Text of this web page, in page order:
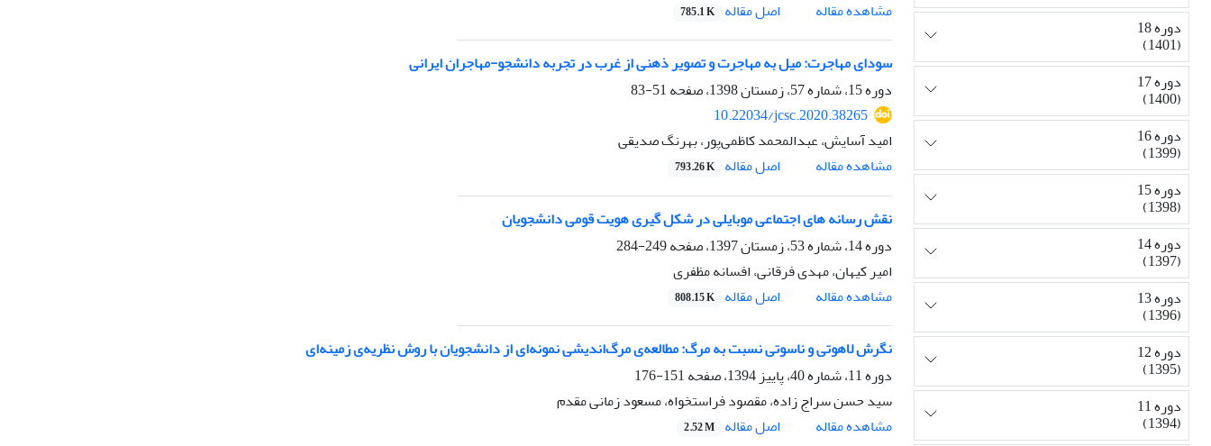
مشاهده مقاله
اصل مقاله 785.1 K
سودای مهاجرت: میل به مهاجرت و تصویر ذهنی از غرب در تجربه دانشجو-مهاجران ایرانی
دوره 15، شماره 57، زمستان 1398، صفحه
51-83
10.22034/jcsc.2020.38265
امید آسایش، عبدالمحمد کاظمی‌پور، بهرنگ صدیقی
مشاهده مقاله
اصل مقاله 793.26 K
نقش رسانه های اجتماعی موبایلی در شکل گیری هویت قومی دانشجویان
دوره 14، شماره 53، زمستان 1397، صفحه
249-284
امیر کیهان، مهدی فرقانی، افسانه مظفری
مشاهده مقاله
اصل مقاله 808.15 K
نگرش لاهوتی و ناسوتی نسبت به مرگ: مطالعه‌ی مرگ‌اندیشی نمونه‌ای از دانشجویان با روش نظریه‌ی زمینه‌ای
دوره 11، شماره 40، پاییز 1394، صفحه
151-176
سید حسن سراج زاده، مقصود فراستخواه، مسعود زمانی مقدم
مشاهده مقاله
اصل مقاله 2.52 M
دوره 18
(1401)
دوره 17
(1400)
دوره 16
(1399)
دوره 15
(1398)
دوره 14
(1397)
دوره 13
(1396)
دوره 12
(1395)
دوره 11
(1394)